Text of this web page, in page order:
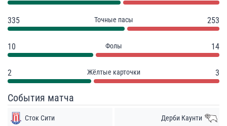
335 Точные пасы 253
10 Фолы 14
2 Жёлтые карточки 3
События матча
Сток Сити Дерби Каунти